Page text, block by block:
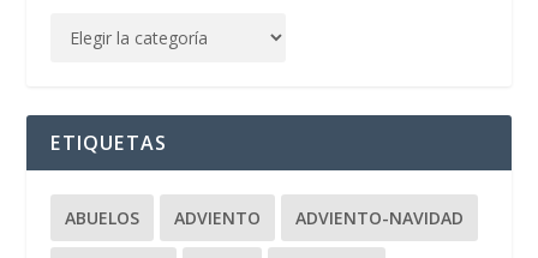
ETIQUETAS
ABUELOS ADVIENTO ADVIENTO-NAVIDAD